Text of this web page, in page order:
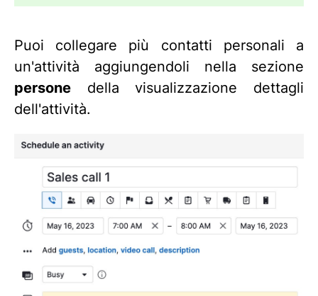
Puoi collegare più contatti personali a
un'attività aggiungendoli nella sezione
persone della visualizzazione dettagli
dell'attività.